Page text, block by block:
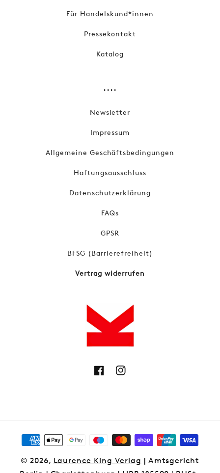
Für Handelskund*innen
Pressekontakt
Katalog
....
Newsletter
Impressum
Allgemeine Geschäftsbedingungen
Haftungsausschluss
Datenschutzerklärung
FAQs
GPSR
BFSG (Barrierefreiheit)
Vertrag widerrufen
FacebookInstagram
Zahlungsmethoden
© 2026, Laurence King Verlag | Amtsgericht